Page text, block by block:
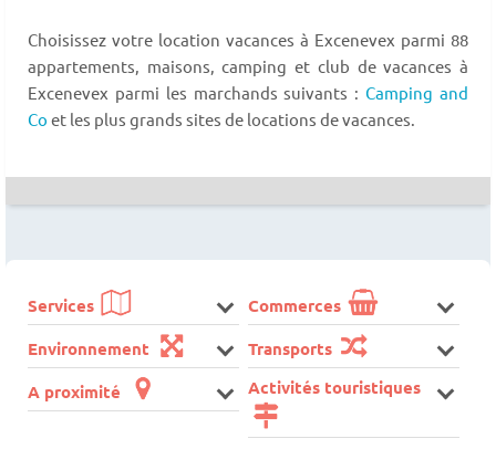
Choisissez votre location vacances à Excenevex parmi 88
appartements, maisons, camping et club de vacances à
Excenevex parmi les marchands suivants :Camping and
Co et les plus grands sites de locations de vacances.
Services
Commerces
Environnement
Transports
A proximité
Activités touristiques